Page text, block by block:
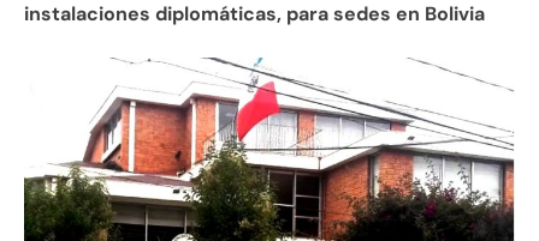
instalaciones diplomáticas, para sedes en Bolivia